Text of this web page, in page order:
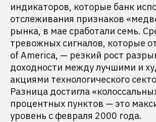
индикаторов, которые банк
отслеживания признаков
рынка, в мае сработали семь.
тревожных сигналов, которые
of America, — резкий рост
доходности между лучшими и
акциями технологического
Разница достигла
процентных пунктов — это
уровень с февраля 2000 года.